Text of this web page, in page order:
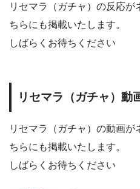
リセマラ（ガチャ）の反応が
ちらにも掲載いたします。
しばらくお待ちください
リセマラ（ガチャ）動
リセマラ（ガチャ）の動画が
ちらにも掲載いたします。
しばらくお待ちください